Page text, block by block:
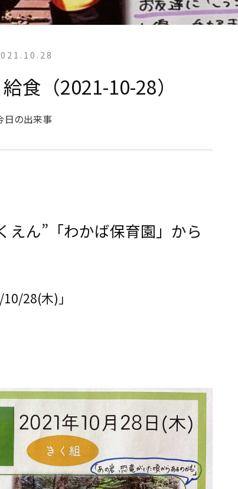
食（2021-10-28）
日の出来事
えん”「わかば保育園」から
28(木)」